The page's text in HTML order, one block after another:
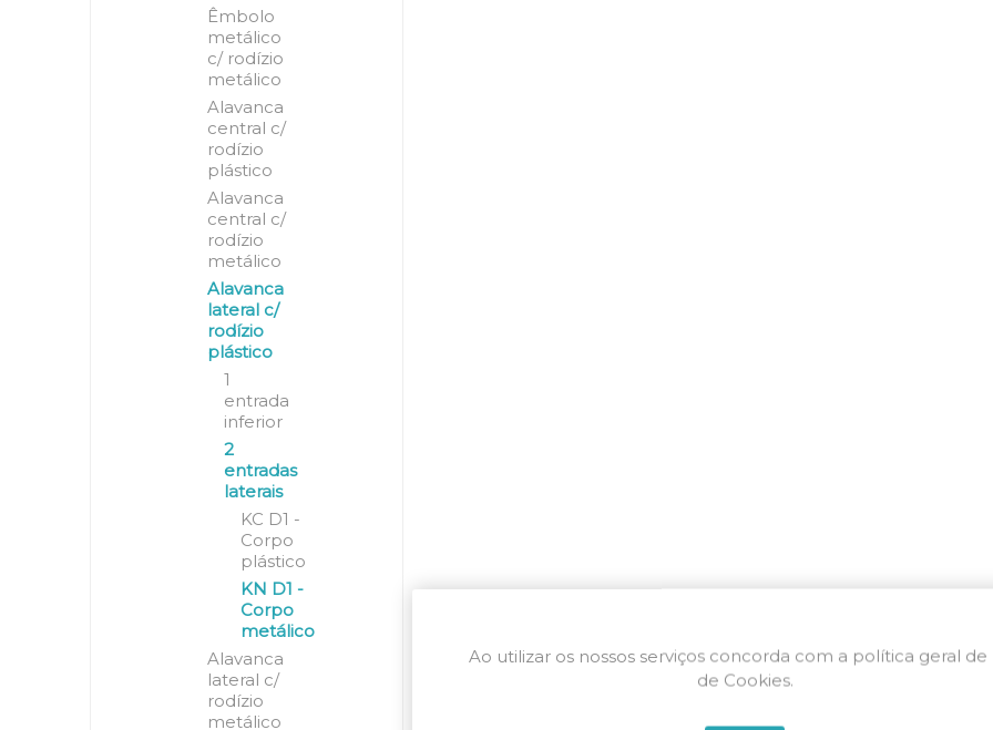
Êmbolo
metálico
c/ rodízio
metálico
Alavanca
central c/
rodízio
plástico
Alavanca
central c/
rodízio
metálico
Alavanca
lateral c/
rodízio
plástico
1
entrada
inferior
2
entradas
laterais
KC D1 -
Corpo
plástico
KN D1 -
Corpo
metálico
Alavanca
lateral c/
rodízio
metálico
Ao utilizar os nossos serviços concorda com a política geral de
de Cookies.